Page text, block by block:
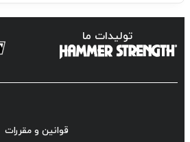
تولیدات ما
قوانین و مقررات